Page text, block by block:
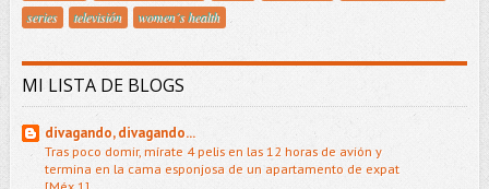
series
televisión women´s health
MI LISTA DE BLOGS
divagando, divagando...
Tras poco domir, mírate 4 pelis en las 12 horas de avión y
termina en la cama esponjosa de un apartamento de expat